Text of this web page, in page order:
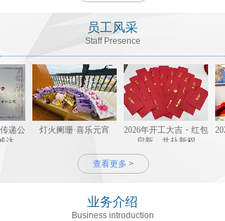
员工风采
Staff Presence
递公
物
灯火阑珊·喜乐元宵
2026年开工大吉・红包
启新，共赴新程
查看更多 >
业务介绍
Business introduction